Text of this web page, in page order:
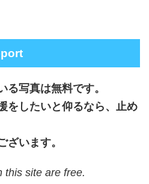
る写真は無料です。
をしたいと仰るなら、止め
ざいます。
this site are free.